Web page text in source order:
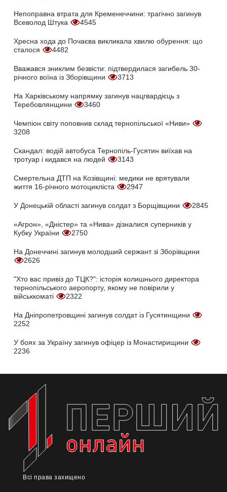
Непоправна втрата для Кременеччини: трагічно загинув
Всеволод Штука
4545
Хресна хода до Почаєва викликала хвилю обурення: що
сталося
4482
Вважався зниклим безвісти: підтвердилася загибель 30-
річного воїна із Зборівщини
3713
На Харківському напрямку загинув нацгвардієць з
Теребовлянщини
3460
Чемпіон світу поповнив склад тернопільської «Ниви»
3208
Скандал: водій автобуса Тернопіль-Гусятин виїхав на
тротуар і кидався на людей
3143
Смертельна ДТП на Козівщині: медики не врятували
життя 16-річного мотоцикліста
2947
У Донецькій області загинув солдат з Борщівщини 2845
«Агрон», «Дністер» та «Нива» дізналися суперників у
Кубку України
2750
На Донеччині загинув молодший сержант зі Зборівщини
2626
"Хто вас привіз до ТЦК?": історія колишнього директора
тернопільського аеропорту, якому не повірили у
військкоматі
2322
На Дніпропетровщині загинув солдат із Гусятинщини
2252
У боях за Україну загинув офіцер із Монастирищини
2236
Всі права захищено